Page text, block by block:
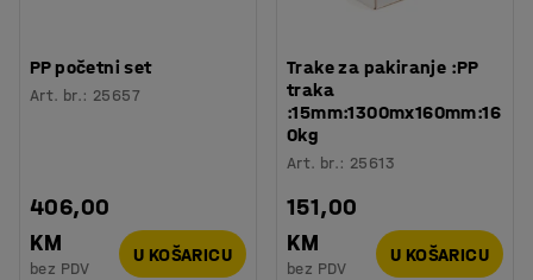
PP početni set
Art. br.: 25657
406,00
KM
bez PDV
U KOŠARICU
Trake za pakiranje :PP
traka
:15mm:1300mx160mm:16
0kg
Art. br.: 25613
151,00
KM
bez PDV
U KOŠARICU